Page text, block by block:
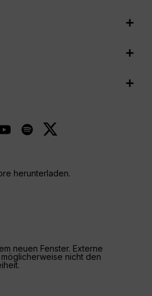
herunterladen.
neuen Fenster. Externe
nicht den